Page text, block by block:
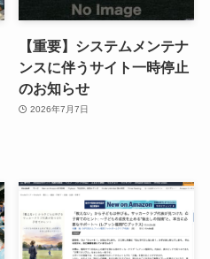
【重要】システムメンテナ
ンスに伴うサイト一時停止
のお知らせ
2026年7月7日